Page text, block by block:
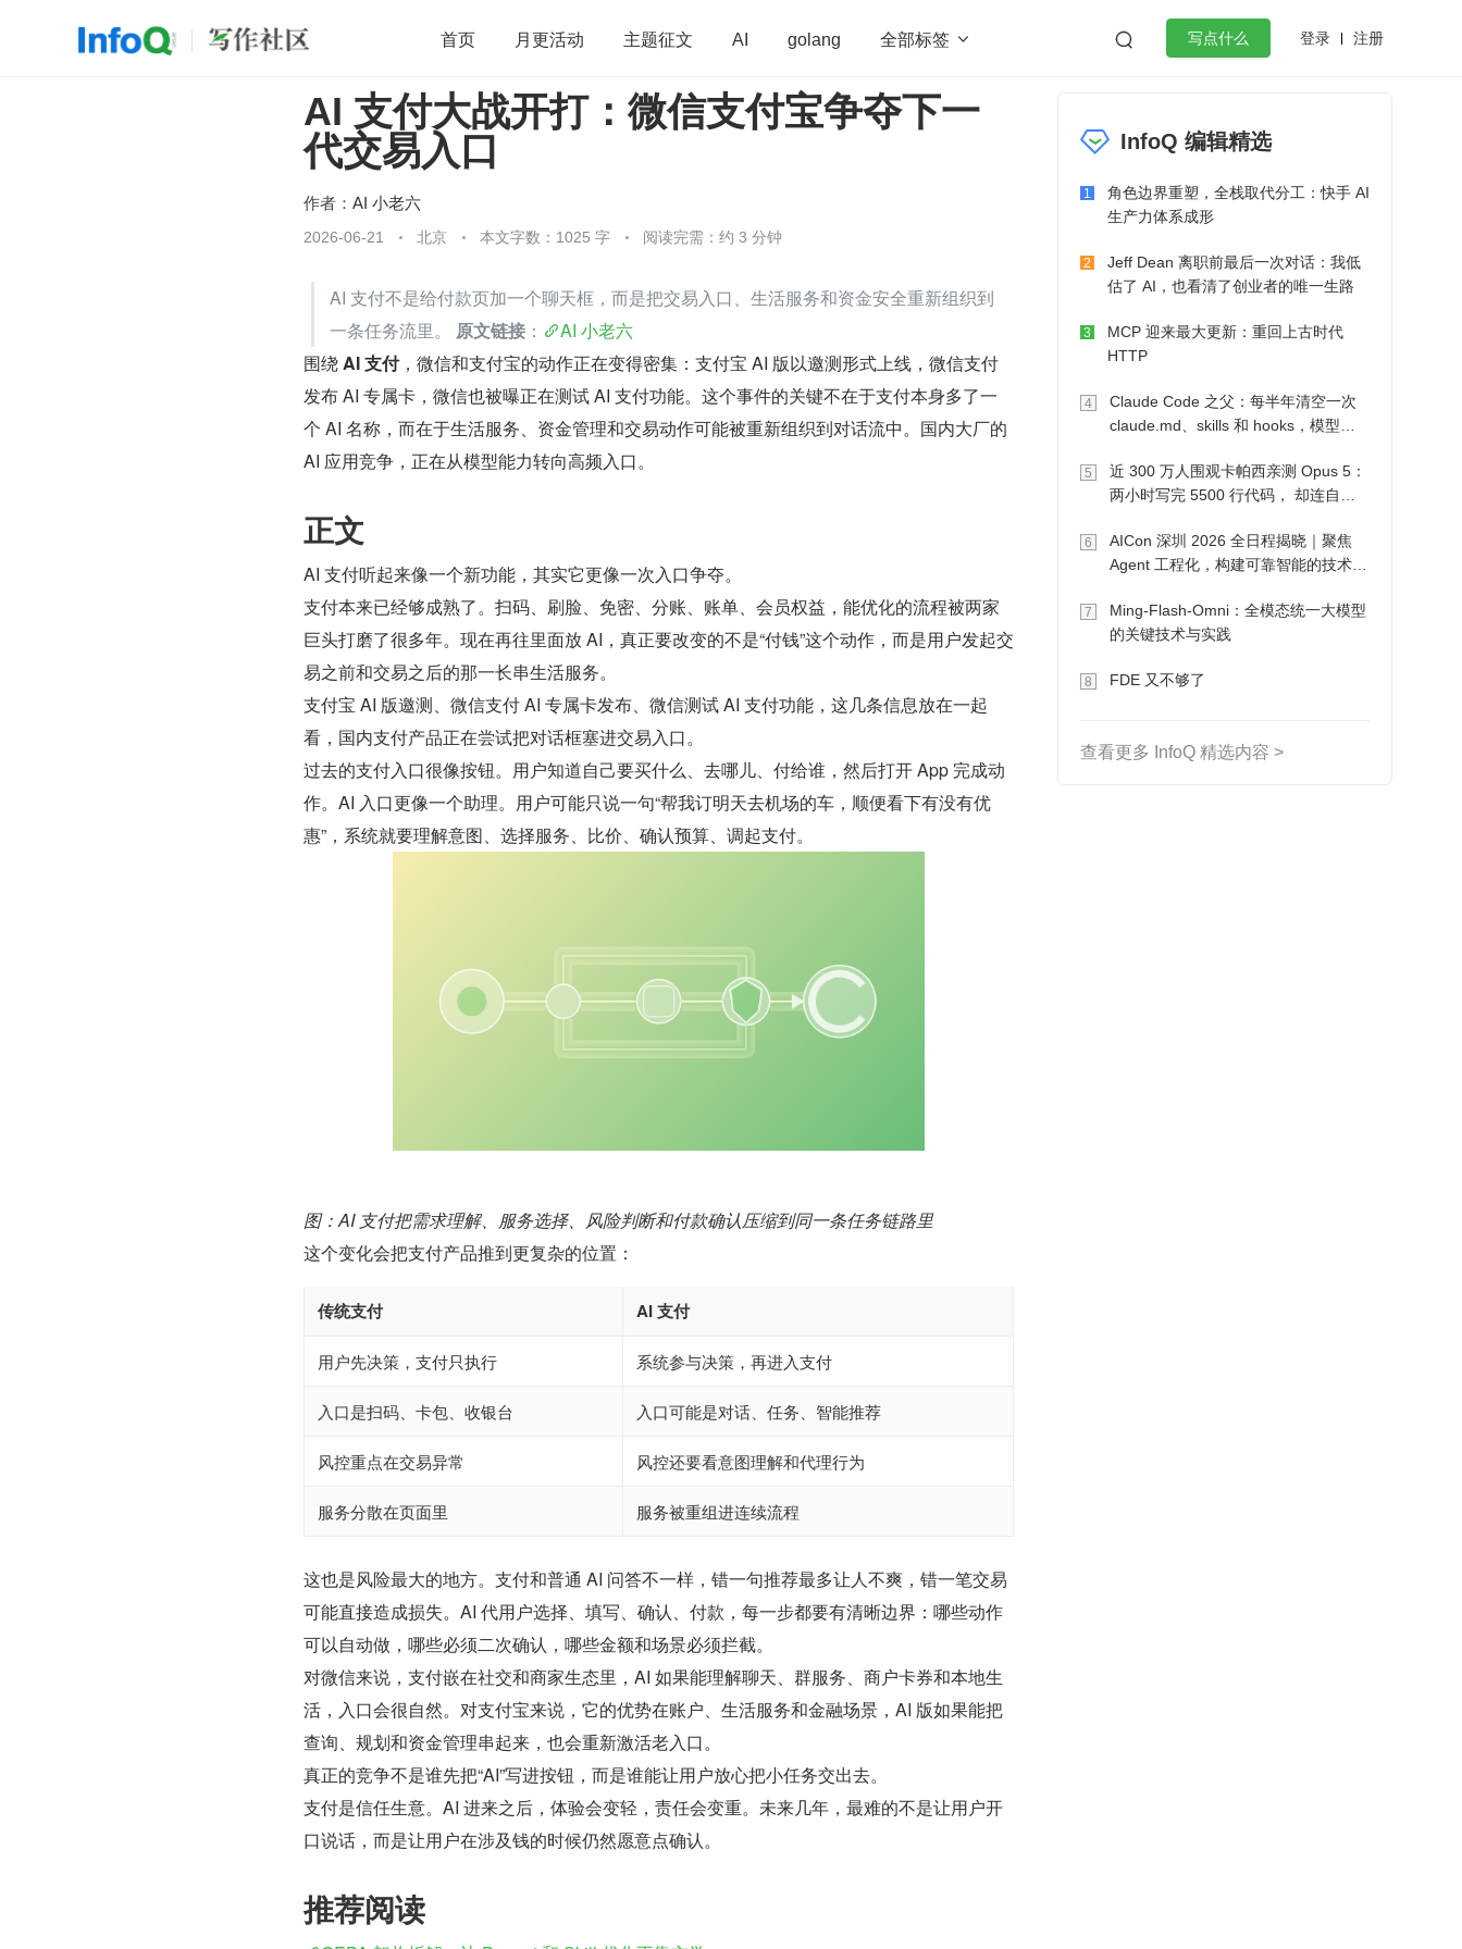
首页 月更活动 主题征文 AI golang 全部标签   写点什么 登录 注册
开源 架构 OpenHarmony 算法 学习方法 Web3.0 高效工作
团队管理 微服务架构 flutter
AI 支付大战开打：微信支付宝争夺下一
代交易入口
作者： AI 小老六
2026-06-21 北京 本文字数：1025 字 阅读完需：约 3 分钟
AI 支付不是给付款页加一个聊天框，而是把交易入口、生活服务和资金安全重新组织到
一条任务流里。 原文链接 ：
AI 小老六
围绕 ​AI 支付​，微信和支付宝的动作正在变得密集：支付宝 AI 版以邀测形式上线，微信支付
发布 AI 专属卡，微信也被曝正在测试 AI 支付功能。这个事件的关键不在于支付本身多了一
个 AI 名称，而在于生活服务、资金管理和交易动作可能被重新组织到对话流中。国内大厂的
AI 应用竞争，正在从模型能力转向高频入口。
正文
AI 支付听起来像一个新功能，其实它更像一次入口争夺。
支付本来已经够成熟了。扫码、刷脸、免密、分账、账单、会员权益，能优化的流程被两家
巨头打磨了很多年。现在再往里面放 AI，真正要改变的不是“付钱”这个动作，而是用户发起交
易之前和交易之后的那一长串生活服务。
支付宝 AI 版邀测、微信支付 AI 专属卡发布、微信测试 AI 支付功能，这几条信息放在一起
看，国内支付产品正在尝试把对话框塞进交易入口。
过去的支付入口很像按钮。用户知道自己要买什么、去哪儿、付给谁，然后打开 App 完成动
作。AI 入口更像一个助理。用户可能只说一句“帮我订明天去机场的车，顺便看下有没有优
惠”，系统就要理解意图、选择服务、比价、确认预算、调起支付。
图：AI 支付把需求理解、服务选择、风险判断和付款确认压缩到同一条任务链路里
这个变化会把支付产品推到更复杂的位置：
传统支付 AI 支付
用户先决策，支付只执行 系统参与决策，再进入支付
入口是扫码、卡包、收银台 入口可能是对话、任务、智能推荐
风控重点在交易异常 风控还要看意图理解和代理行为
服务分散在页面里 服务被重组进连续流程
这也是风险最大的地方。支付和普通 AI 问答不一样，错一句推荐最多让人不爽，错一笔交易
可能直接造成损失。AI 代用户选择、填写、确认、付款，每一步都要有清晰边界：哪些动作
可以自动做，哪些必须二次确认，哪些金额和场景必须拦截。
对微信来说，支付嵌在社交和商家生态里，AI 如果能理解聊天、群服务、商户卡券和本地生
活，入口会很自然。对支付宝来说，它的优势在账户、生活服务和金融场景，AI 版如果能把
查询、规划和资金管理串起来，也会重新激活老入口。
真正的竞争不是谁先把“AI”写进按钮，而是谁能让用户放心把小任务交出去。
支付是信任生意。AI 进来之后，体验会变轻，责任会变重。未来几年，最难的不是让用户开
口说话，而是让用户在涉及钱的时候仍然愿意点确认。
推荐阅读
InfoQ 编辑精选
1
角色边界重塑，全栈取代分工：快手 AI
生产力体系成形
2
Jeff Dean 离职前最后一次对话：我低
估了 AI，也看清了创业者的唯一生路
3
MCP 迎来最大更新：重回上古时代
HTTP
4
Claude Code 之父：每半年清空一次
claude.md、skills 和 hooks，模型自
5
近 300 万人围观卡帕西亲测 Opus 5：
两小时写完 5500 行代码， 却连自己
6
AICon 深圳 2026 全日程揭晓｜聚焦
Agent 工程化，构建可靠智能的技术路
7
Ming-Flash-Omni：全模态统一大模型
的关键技术与实践
8 FDE 又不够了
查看更多 InfoQ 精选内容 >